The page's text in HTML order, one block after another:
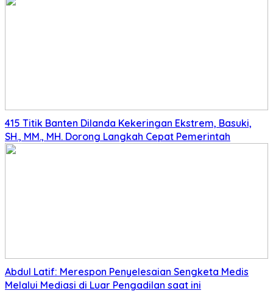
415 Titik Banten Dilanda Kekeringan Ekstrem, Basuki,
SH., MM., MH. Dorong Langkah Cepat Pemerintah
Abdul Latif: Merespon Penyelesaian Sengketa Medis
Melalui Mediasi di Luar Pengadilan saat ini